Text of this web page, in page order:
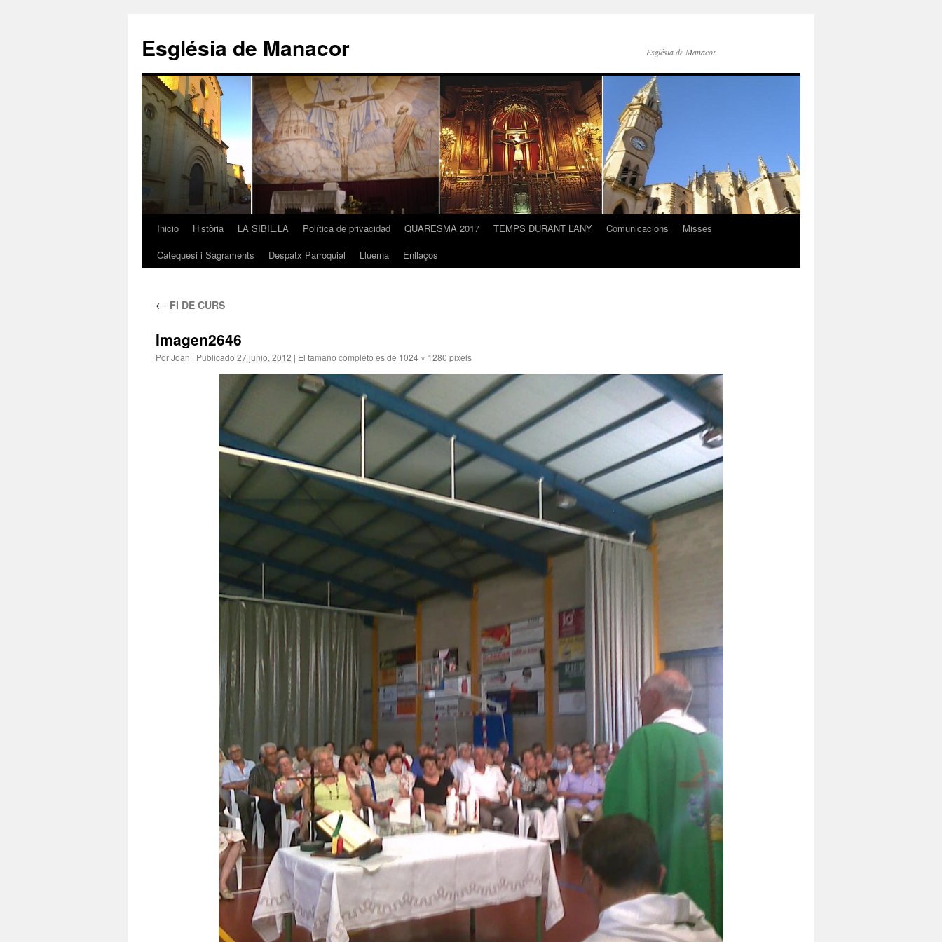
contenido
Església de Manacor Església de Manacor
Inicio Història LA SIBIL.LA Política de privacidad QUARESMA 2017 TEMPS DURANT L’ANY Comunicacions
Misses
Catequesi i Sagraments
Despatx Parroquial Lluerna Enllaços
← FI DE CURS
Imagen2646
PorJoan | Publicado 27 junio, 2012 | El tamaño completo es de 1024 × 1280 pixels